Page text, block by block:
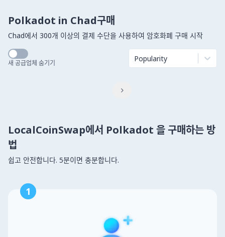
Polkadot in Chad구매
Chad에서 300개 이상의 결제 수단을 사용하여 암호화폐 구매 시작
새 공급업체 숨기기 Popularity

LocalCoinSwap에서 Polkadot 을 구매하는 방
법
쉽고 안전합니다. 5분이면 충분합니다.
1